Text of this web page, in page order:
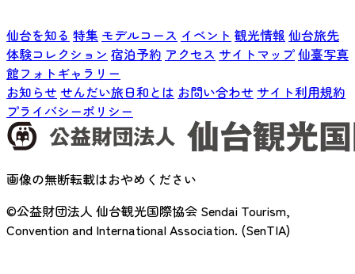
仙台を知る 特集 モデルコース イベント 観光情報 仙台旅先
体験コレクション 宿泊予約 アクセス サイトマップ仙臺写真
館フォトギャラリー
お知らせ せんだい旅日和とは お問い合わせ サイト利用規約
プライバシーポリシー
画像の無断転載はおやめください
©公益財団法人 仙台観光国際協会 Sendai Tourism,
Convention and International Association. (SenTIA)